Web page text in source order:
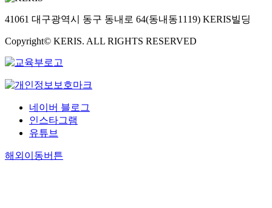
41061 대구광역시 동구 동내로 64(동내동1119) KERIS빌딩
Copyright© KERIS. ALL RIGHTS RESERVED
네이버 블로그
인스타그램
유튜브
해외이동버튼